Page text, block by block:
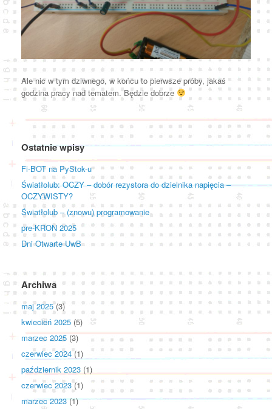
Ale nic w tym dziwnego, w końcu to pierwsze próby, jakaś
godzina pracy nad tematem. Będzie dobrze
Ostatnie wpisy
Fi-BOT na PyStok-u
Światłolub: OCZY – dobór rezystora do dzielnika napięcia –
OCZYWISTY?
Światłolub – (znowu) programowanie
pre-KRON 2025
Dni Otwarte UwB
Archiwa
maj 2025(3)
kwiecień 2025 (5)
marzec 2025(3)
czerwiec 2024(1)
październik 2023 (1)
czerwiec 2023(1)
marzec 2023(1)